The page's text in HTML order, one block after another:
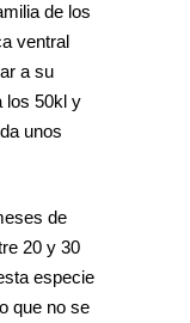
de los
ventral
a su
los 50kl y
unos
de
20 y 30
especie
que no se